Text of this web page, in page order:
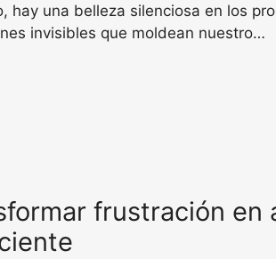
hay una belleza silenciosa en los
invisibles que moldean nuestro…
frustración en